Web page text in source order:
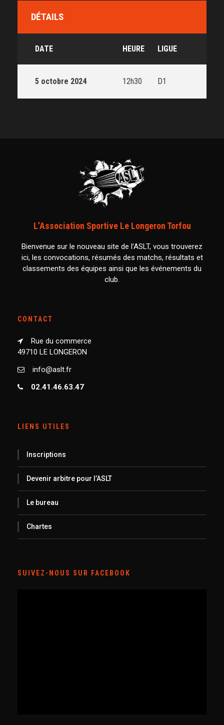
DÉTAILS
DATE HEURE LIGUE
5 octobre 2024 12h30 D1
L’Association Sportive Le Longeron Torfou
Bienvenue sur le nouveau site de l’ASLT, vous trouverez
ici, les convocations, résumés des matchs, résultats et
classements des équipes ainsi que les événements du
club.
CONTACT
Rue du commerce
49710 LE LONGERON
info@aslt.fr
02.41.46.63.47
LIENS UTILES
Inscriptions
Devenir arbitre pour l’ASLT
Le bureau
Chartes
SUIVEZ-NOUS SUR FACEBOOK